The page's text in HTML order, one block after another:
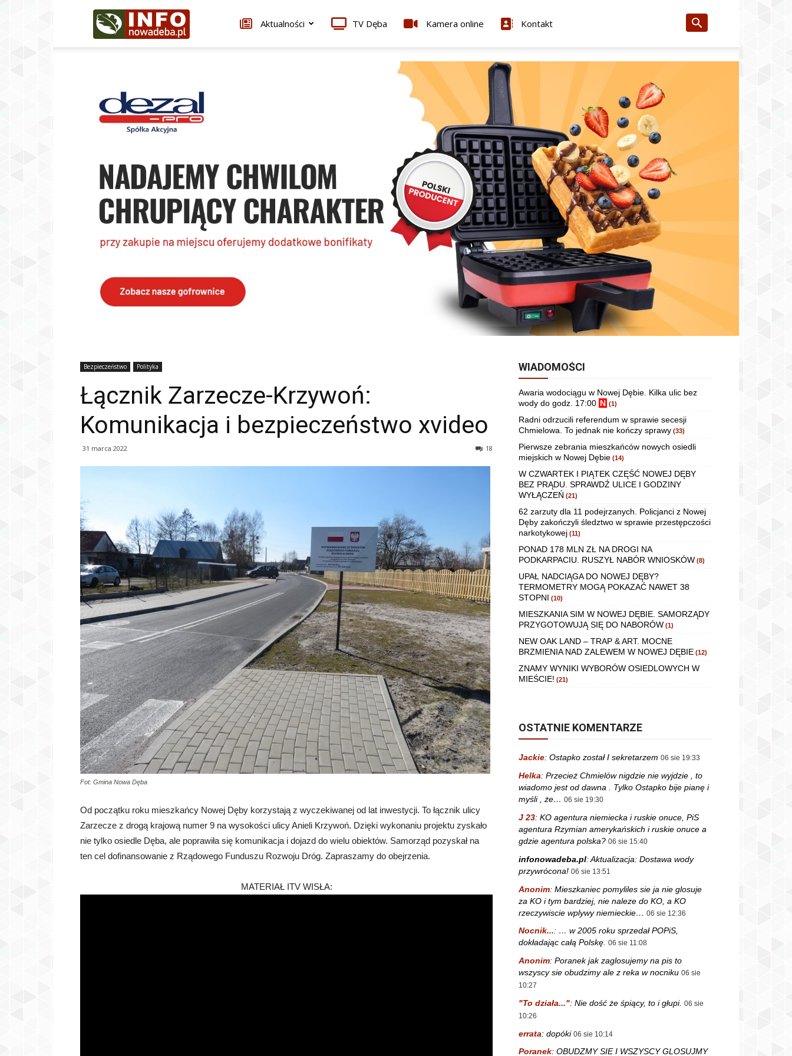
Infonowadeba.pl Aktualności TV Dęba Kamera online Kontakt
Bezpieczeństwo Polityka
Łącznik Zarzecze-Krzywoń:
Komunikacja i bezpieczeństwo xvideo
31 marca 2022 18
Fot: Gmina Nowa Dęba
Od początku roku mieszkańcy Nowej Dęby korzystają z wyczekiwanej od lat inwestycji. To łącznik ulicy
Zarzecze z drogą krajową numer 9 na wysokości ulicy Anieli Krzywoń. Dzięki wykonaniu projektu zyskało
nie tylko osiedle Dęba, ale poprawiła się komunikacja i dojazd do wielu obiektów. Samorząd pozyskał na
ten cel dofinansowanie z Rządowego Funduszu Rozwoju Dróg. Zapraszamy do obejrzenia.
MATERIAŁ ITV WISŁA:
WIADOMOŚCI
Awaria wodociągu w Nowej Dębie. Kilka ulic bez
wody do godz. 17:00 N (1)
Radni odrzucili referendum w sprawie secesji
Chmielowa. To jednak nie kończy sprawy (33)
Pierwsze zebrania mieszkańców nowych osiedli
miejskich w Nowej Dębie (14)
W CZWARTEK I PIĄTEK CZĘŚĆ NOWEJ DĘBY
BEZ PRĄDU. SPRAWDŹ ULICE I GODZINY
WYŁĄCZEŃ (21)
62 zarzuty dla 11 podejrzanych. Policjanci z Nowej
Dęby zakończyli śledztwo w sprawie przestępczości
narkotykowej (11)
PONAD 178 MLN ZŁ NA DROGI NA
PODKARPACIU. RUSZYŁ NABÓR WNIOSKÓW (8)
UPAŁ NADCIĄGA DO NOWEJ DĘBY?
TERMOMETRY MOGĄ POKAZAĆ NAWET 38
STOPNI (10)
MIESZKANIA SIM W NOWEJ DĘBIE. SAMORZĄDY
PRZYGOTOWUJĄ SIĘ DO NABORÓW (1)
NEW OAK LAND – TRAP & ART. MOCNE
BRZMIENIA NAD ZALEWEM W NOWEJ DĘBIE (12)
ZNAMY WYNIKI WYBORÓW OSIEDLOWYCH W
MIEŚCIE! (21)
OSTATNIE KOMENTARZE
Jackie: Ostapko został I sekretarzem 06 sie 19:33
Helka: Przecież Chmielów nigdzie nie wyjdzie , to
wiadomo jest od dawna . Tylko Ostapko bije pianę i
myśli , że… 06 sie 19:30
J 23: KO agentura niemiecka i ruskie onuce, PiS
agentura Rzymian amerykańskich i ruskie onuce a
gdzie agentura polska? 06 sie 15:40
infonowadeba.pl:Aktualizacja: Dostawa wody
przywrócona! 06 sie 13:51
Anonim: Mieszkaniec pomyliles sie ja nie glosuje
za KO i tym bardziej, nie naleze do KO, a KO
rzeczywiscie wplywy niemieckie… 06 sie 12:36
Nocnik...: … w 2005 roku sprzedał POPiS,
dokładając całą Polskę. 06 sie 11:08
Anonim: Poranek jak zaglosujemy na pis to
wszyscy sie obudzimy ale z reka w nocniku 06 sie
10:27
"To działa...": Nie dość że śpiący, to i głupi. 06 sie
10:26
errata: dopóki 06 sie 10:14
Poranek: OBUDZMY SIE I WSZYSCY GLOSUJMY